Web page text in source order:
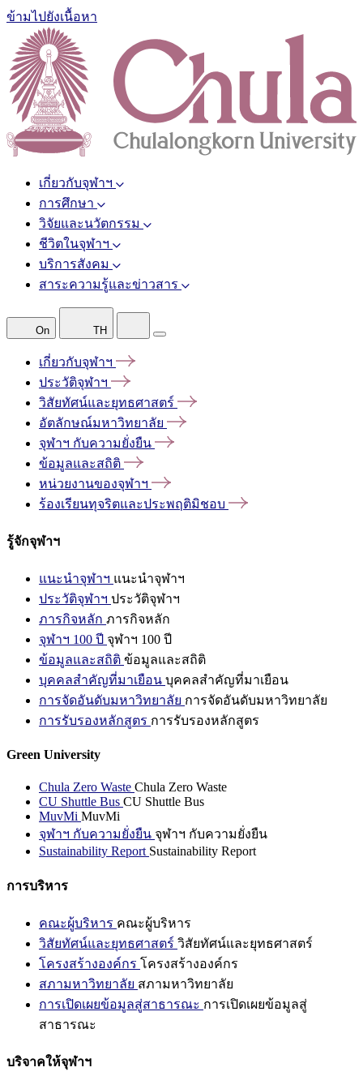
ข้ามไปยังเนื้อหา
เกี่ยวกับจุฬาฯ
การศึกษา
วิจัยและนวัตกรรม
ชีวิตในจุฬาฯ
บริการสังคม
สาระความรู้และข่าวสาร
On TH
เกี่ยวกับจุฬาฯ
ประวัติจุฬาฯ
วิสัยทัศน์และยุทธศาสตร์
อัตลักษณ์มหาวิทยาลัย
จุฬาฯ กับความยั่งยืน
ข้อมูลและสถิติ
หน่วยงานของจุฬาฯ
ร้องเรียนทุจริตและประพฤติมิชอบ
รู้จักจุฬาฯ
แนะนำจุฬาฯ แนะนำจุฬาฯ
ประวัติจุฬาฯ ประวัติจุฬาฯ
ภารกิจหลัก ภารกิจหลัก
จุฬาฯ 100 ปี จุฬาฯ 100 ปี
ข้อมูลและสถิติ ข้อมูลและสถิติ
บุคคลสำคัญที่มาเยือน บุคคลสำคัญที่มาเยือน
การจัดอันดับมหาวิทยาลัย การจัดอันดับมหาวิทยาลัย
การรับรองหลักสูตร การรับรองหลักสูตร
Green University
Chula Zero Waste Chula Zero Waste
CU Shuttle Bus CU Shuttle Bus
MuvMi MuvMi
จุฬาฯ กับความยั่งยืน จุฬาฯ กับความยั่งยืน
Sustainability Report Sustainability Report
การบริหาร
คณะผู้บริหาร คณะผู้บริหาร
วิสัยทัศน์และยุทธศาสตร์ วิสัยทัศน์และยุทธศาสตร์
โครงสร้างองค์กร โครงสร้างองค์กร
สภามหาวิทยาลัย สภามหาวิทยาลัย
การเปิดเผยข้อมูลสู่สาธารณะ การเปิดเผยข้อมูลสู่
สาธารณะ
บริจาคให้จุฬาฯ